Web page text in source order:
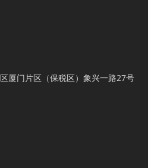
厦门片区（保税区）象兴一路27号